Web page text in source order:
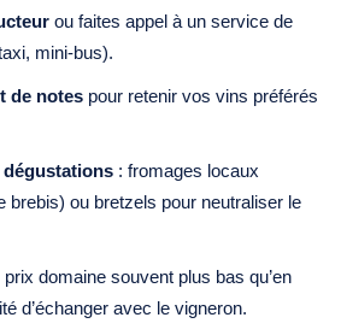
ou faites appel à un service de
mini‑bus).
de notes pour retenir vos vins préférés
: fromages locaux
brebis) ou bretzels pour neutraliser le
prix domaine souvent plus bas qu’en
d’échanger avec le vigneron.